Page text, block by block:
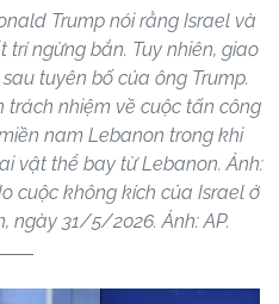
Trump nói rằng Israel và
ngừng bắn. Tuy nhiên, giao
tuyên bố của ông Trump.
nhiệm về cuộc tấn công
nam Lebanon trong khi
vật thể bay từ Lebanon. Ảnh:
cuộc không kích của Israel ở
ngày 31/5/2026. Ảnh: AP.